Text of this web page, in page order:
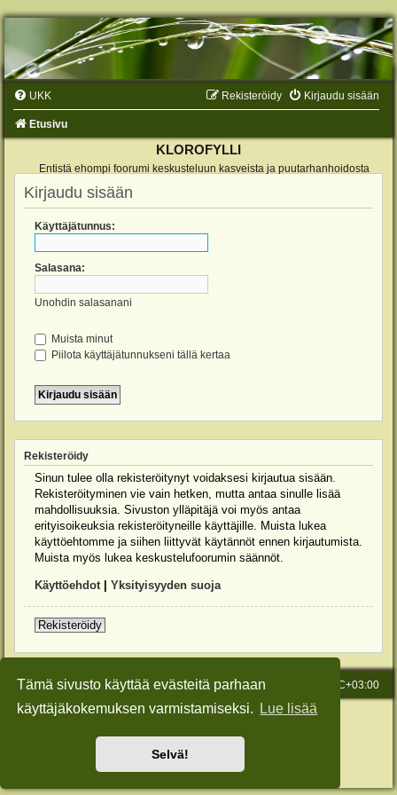
Tämä sivusto käyttää evästeitä parhaan
käyttäjäkokemuksen varmistamiseksi.
Lue lisää
Selvä!
UKK Kirjaudu sisään
Rekisteröidy
Etusivu
KLOROFYLLI
Entistä ehompi foorumi keskusteluun kasveista ja puutarhanhoidosta
Kirjaudu sisään
Käyttäjätunnus:
Salasana:
Unohdin salasanani
Muista minut
Piilota käyttäjätunnukseni tällä kertaa
Rekisteröidy
Sinun tulee olla rekisteröitynyt voidaksesi kirjautua sisään.
Rekisteröityminen vie vain hetken, mutta antaa sinulle lisää
mahdollisuuksia. Sivuston ylläpitäjä voi myös antaa
erityisoikeuksia rekisteröityneille käyttäjille. Muista lukea
käyttöehtomme ja siihen liittyvät käytännöt ennen kirjautumista.
Muista myös lukea keskustelufoorumin säännöt.
Käyttöehdot| Yksityisyyden suoja
Rekisteröidy
Etusivu Kaikki ajat ovat UTC+03:00
Viesti Ylläpidolle
Keskustelufoorumin ohjelmistophpBB® Forum Software © phpBB Limited